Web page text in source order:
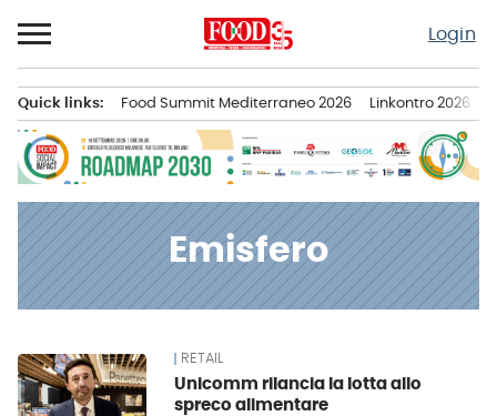
al
contenuto
Login
principale
Quick links: Food Summit Mediterraneo 2026 Linkontro 2026
Emisfero
News RETAIL
Unicomm rilancia la lotta allo
spreco alimentare